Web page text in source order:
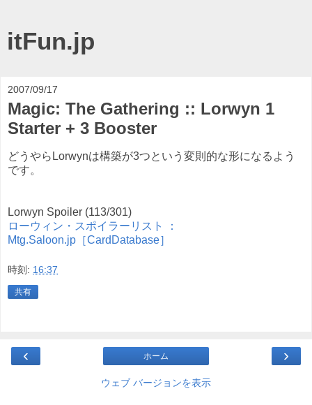
itFun.jp
2007/09/17
Magic: The Gathering :: Lorwyn 1
Starter + 3 Booster
どうやらLorwynは構築が3つという変則的な形になるよう
です。
Lorwyn Spoiler (113/301)
ローウィン・スポイラーリスト ：
Mtg.Saloon.jp［CardDatabase］
時刻: 16:37
共有
‹ ›
ホーム
ウェブ バージョンを表示